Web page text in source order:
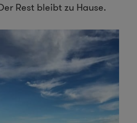
Rest bleibt zu Hause.